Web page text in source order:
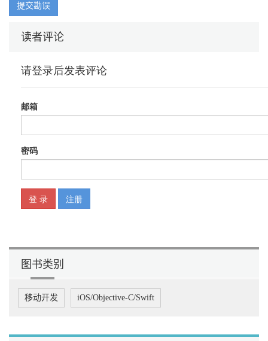
提交勘误
读者评论
图书类别
移动开发 iOS/Objective-C/Swift